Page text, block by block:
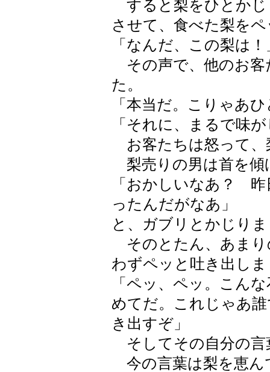
すると梨をひとかじ
させて、食べた梨を
「なんだ、この梨は！
その声で、他のお客
た。
「本当だ。こりゃあ
「それに、まるで味
お客たちは怒って、
梨売りの男は首を傾
「おかしいなあ？
ったんだがなあ」
と、ガブリとかじり
そのとたん、あまり
わずペッと吐き出し
「ペッ、ペッ。こん
めてだ。これじゃあ
き出すぞ」
そしてその自分の言
今の言葉は梨を恵ん